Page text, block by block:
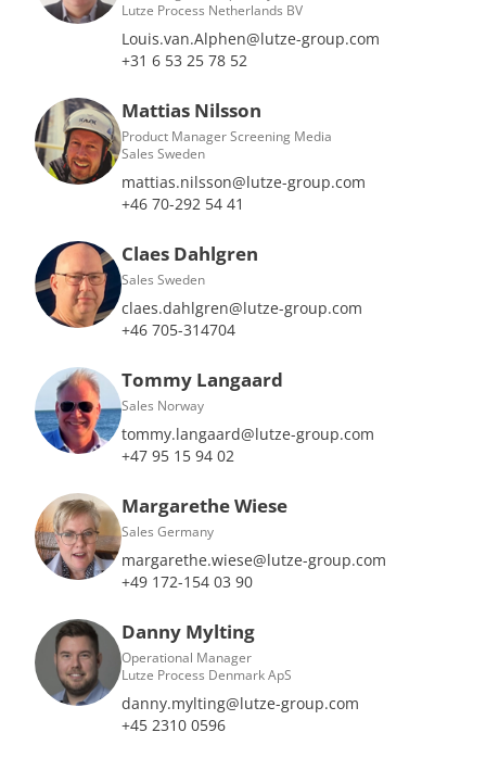
Lutze Process Netherlands BV
Louis.van.Alphen@lutze-group.com
+31 6 53 25 78 52
Mattias Nilsson
Product Manager Screening Media
Sales Sweden
mattias.nilsson@lutze-group.com
+46 70-292 54 41
Claes Dahlgren
Sales Sweden
claes.dahlgren@lutze-group.com
+46 705-314704
Tommy Langaard
Sales Norway
tommy.langaard@lutze-group.com
+47 95 15 94 02
Margarethe Wiese
Sales Germany
margarethe.wiese@lutze-group.com
+49 172-154 03 90
Danny Mylting
Operational Manager
Lutze Process Denmark ApS
danny.mylting@lutze-group.com
+45 2310 0596